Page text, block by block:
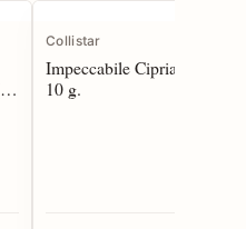
Collistar
Impeccabile Cipria Libera
10 g.